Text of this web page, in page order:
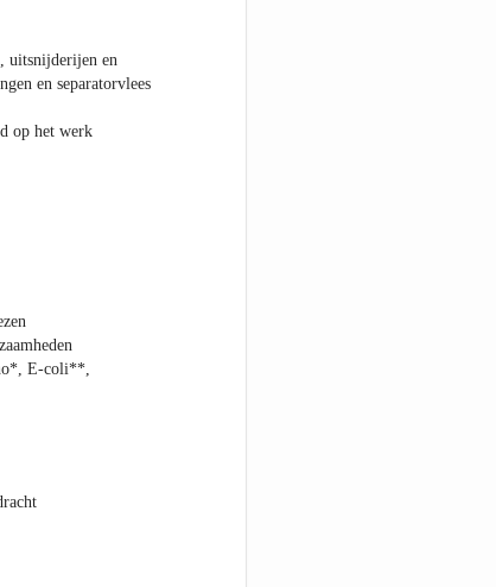
uitsnijderijen en
en separatorvlees
op het werk
E-coli**,